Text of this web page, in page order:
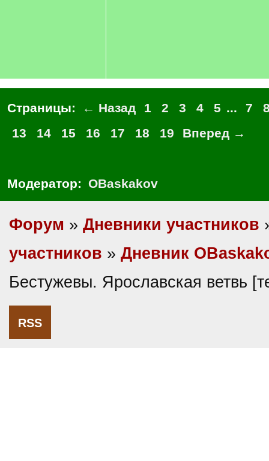
Страницы: ← Назад 1 2 3 4 5 ... 7
13
14 15 16 17 18 19 Вперед →
Модератор: OBaskakov
Форум » Дневники участников
участников » Дневник
Бестужевы. Ярославская ветвь
RSS